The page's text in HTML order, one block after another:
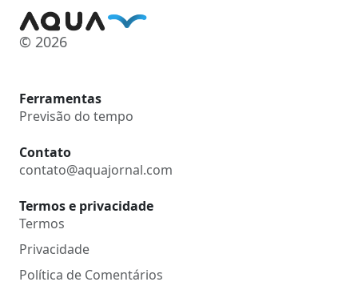
© 2026
Ferramentas
Previsão do tempo
Contato
contato@aquajornal.com
Termos e privacidade
Termos
Privacidade
Política de Comentários